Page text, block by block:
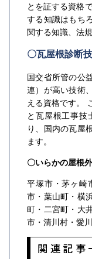
とを証する資格
する知識はもち
関する知識、法
〇瓦屋根診断
国交省所管の公
連）が高い技術
える資格です。
と瓦屋根工事技
り、国内の瓦屋
ます。
〇いらかの屋根
平塚市・茅ヶ崎
市・葉山町・横
町・二宮町・大
市・清川村・愛
関連記事